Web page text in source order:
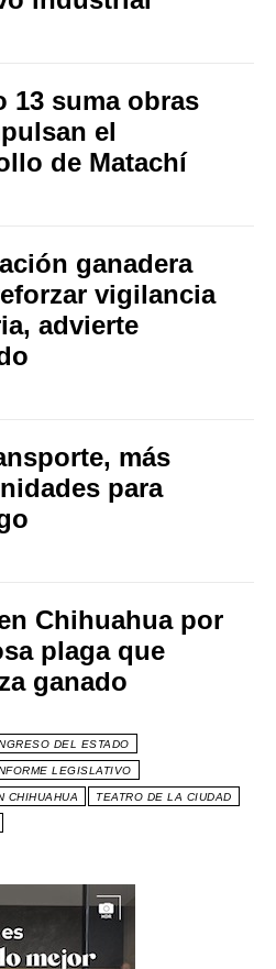
13 suma obras
el
de Matachí
ganadera
vigilancia
advierte
más
para
Chihuahua por
plaga que
ganado
DEL ESTADO
LEGISLATIVO
CHIHUAHUA TEATRO DE LA CIUDAD